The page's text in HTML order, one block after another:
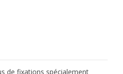
de fixations spécialement